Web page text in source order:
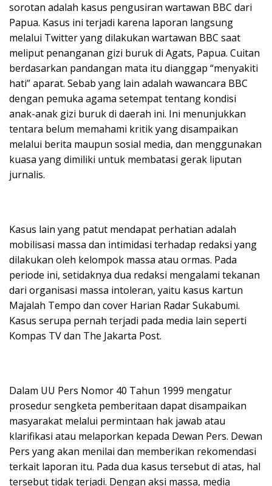
sorotan adalah kasus pengusiran wartawan BBC dari
Papua. Kasus ini terjadi karena laporan langsung
melalui Twitter yang dilakukan wartawan BBC saat
meliput penanganan gizi buruk di Agats, Papua. Cuitan
berdasarkan pandangan mata itu dianggap “menyakiti
hati” aparat. Sebab yang lain adalah wawancara BBC
dengan pemuka agama setempat tentang kondisi
anak-anak gizi buruk di daerah ini. Ini menunjukkan
tentara belum memahami kritik yang disampaikan
melalui berita maupun sosial media, dan menggunakan
kuasa yang dimiliki untuk membatasi gerak liputan
jurnalis.
Kasus lain yang patut mendapat perhatian adalah
mobilisasi massa dan intimidasi terhadap redaksi yang
dilakukan oleh kelompok massa atau ormas. Pada
periode ini, setidaknya dua redaksi mengalami tekanan
dari organisasi massa intoleran, yaitu kasus kartun
Majalah Tempo dan cover Harian Radar Sukabumi.
Kasus serupa pernah terjadi pada media lain seperti
Kompas TV dan The Jakarta Post.
Dalam UU Pers Nomor 40 Tahun 1999 mengatur
prosedur sengketa pemberitaan dapat disampaikan
masyarakat melalui permintaan hak jawab atau
klarifikasi atau melaporkan kepada Dewan Pers. Dewan
Pers yang akan menilai dan memberikan rekomendasi
terkait laporan itu. Pada dua kasus tersebut di atas, hal
tersebut tidak terjadi. Dengan aksi massa, media